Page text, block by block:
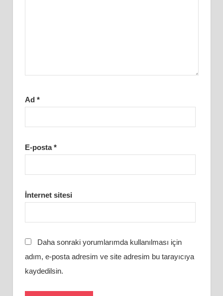
Ad *
E-posta*
İnternet sitesi
Daha sonraki yorumlarımda kullanılması için
adım, e-posta adresim ve site adresim bu tarayıcıya
kaydedilsin.